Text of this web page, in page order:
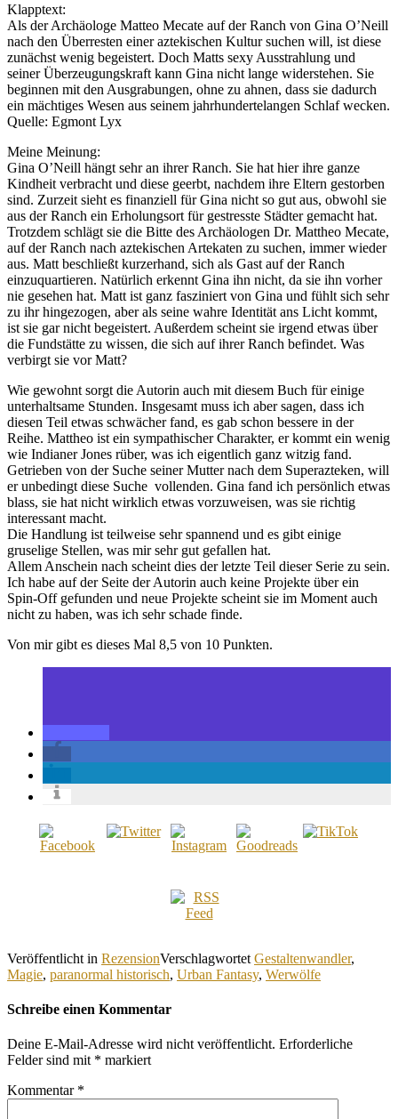
Klapptext:
Als der Archäologe Matteo Mecate auf der Ranch von Gina O’Neill
nach den Überresten einer aztekischen Kultur suchen will, ist diese
zunächst wenig begeistert. Doch Matts sexy Ausstrahlung und
seiner Überzeugungskraft kann Gina nicht lange widerstehen. Sie
beginnen mit den Ausgrabungen, ohne zu ahnen, dass sie dadurch
ein mächtiges Wesen aus seinem jahrhundertelangen Schlaf wecken.
Quelle: Egmont Lyx
Meine Meinung:
Gina O’Neill hängt sehr an ihrer Ranch. Sie hat hier ihre ganze
Kindheit verbracht und diese geerbt, nachdem ihre Eltern gestorben
sind. Zurzeit sieht es finanziell für Gina nicht so gut aus, obwohl sie
aus der Ranch ein Erholungsort für gestresste Städter gemacht hat.
Trotzdem schlägt sie die Bitte des Archäologen Dr. Mattheo Mecate,
auf der Ranch nach aztekischen Artekaten zu suchen, immer wieder
aus. Matt beschließt kurzerhand, sich als Gast auf der Ranch
einzuquartieren. Natürlich erkennt Gina ihn nicht, da sie ihn vorher
nie gesehen hat. Matt ist ganz fasziniert von Gina und fühlt sich sehr
zu ihr hingezogen, aber als seine wahre Identität ans Licht kommt,
ist sie gar nicht begeistert. Außerdem scheint sie irgend etwas über
die Fundstätte zu wissen, die sich auf ihrer Ranch befindet. Was
verbirgt sie vor Matt?
Wie gewohnt sorgt die Autorin auch mit diesem Buch für einige
unterhaltsame Stunden. Insgesamt muss ich aber sagen, dass ich
diesen Teil etwas schwächer fand, es gab schon bessere in der
Reihe. Mattheo ist ein sympathischer Charakter, er kommt ein wenig
wie Indianer Jones rüber, was ich eigentlich ganz witzig fand.
Getrieben von der Suche seiner Mutter nach dem Superazteken, will
er unbedingt diese Suche vollenden. Gina fand ich persönlich etwas
blass, sie hat nicht wirklich etwas vorzuweisen, was sie richtig
interessant macht.
Die Handlung ist teilweise sehr spannend und es gibt einige
gruselige Stellen, was mir sehr gut gefallen hat.
Allem Anschein nach scheint dies der letzte Teil dieser Serie zu sein.
Ich habe auf der Seite der Autorin auch keine Projekte über ein
Spin-Off gefunden und neue Projekte scheint sie im Moment auch
nicht zu haben, was ich sehr schade finde.
Von mir gibt es dieses Mal 8,5 von 10 Punkten.
Veröffentlicht in RezensionVerschlagwortet Gestaltenwandler,
Magie, paranormal historisch, Urban Fantasy, Werwölfe
Schreibe einen Kommentar
Deine E-Mail-Adresse wird nicht veröffentlicht. Erforderliche
Felder sind mit * markiert
Kommentar *